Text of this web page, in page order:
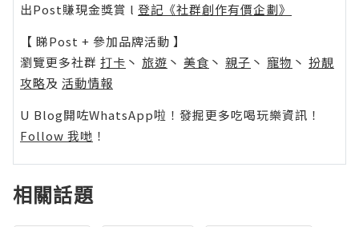
出Post賺現金獎賞 l 登記《社群創作有價企劃》
【 睇Post + 參加品牌活動 】
瀏覽更多社群 打卡 丶 旅遊 丶 美食 丶 親子 丶 寵物 丶 扮靚
攻略及 活動情報
U Blog開咗WhatsApp啦！發掘更多吃喝玩樂資訊！
Follow 我哋 ！
相關話題